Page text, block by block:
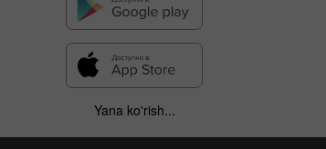
Yana ko'rish...